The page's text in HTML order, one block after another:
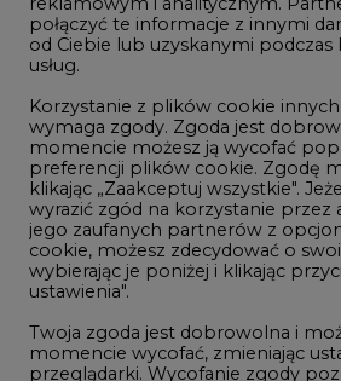
LTE450
Innowacje i AI
Telekomunikacja i IT
Handel emisjami CO2
Wodór
Górnictwo
Atom
połączyć te informacje z innymi
od Ciebie lub uzyskanymi podczas
usług.
Korzystanie z plików cookie
wymaga zgody. Zgoda jest
momencie możesz ją wycofać
preferencji plików cookie. Zgodę
klikając „Zaakceptuj wszystkie".
wyrazić zgód na korzystanie przez
jego zaufanych partnerów z
cookie, możesz zdecydować o
wybierając je poniżej i klikając
ustawienia".
Twoja zgoda jest dobrowolna i
momencie wycofać, zmieniając
przeglądarki. Wycofanie zgody